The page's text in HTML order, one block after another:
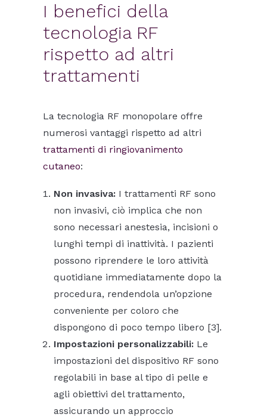
I benefici della
tecnologia RF
rispetto ad altri
trattamenti
La tecnologia RF monopolare offre
numerosi vantaggi rispetto ad altri
trattamenti di ringiovanimento
cutaneo:
Non invasiva: I trattamenti RF sono
non invasivi, ciò implica che non
sono necessari anestesia, incisioni o
lunghi tempi di inattività. I pazienti
possono riprendere le loro attività
quotidiane immediatamente dopo la
procedura, rendendola un’opzione
conveniente per coloro che
dispongono di poco tempo libero [3].
Impostazioni personalizzabili: Le
impostazioni del dispositivo RF sono
regolabili in base al tipo di pelle e
agli obiettivi del trattamento,
assicurando un approccio